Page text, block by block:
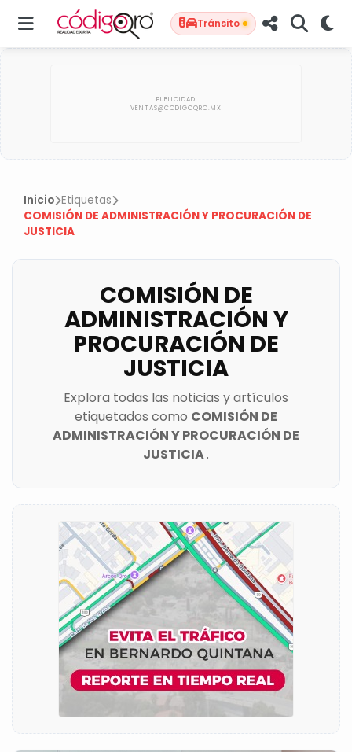
Tránsito
Inicio Etiquetas
COMISIÓN DE ADMINISTRACIÓN Y PROCURACIÓN DE
JUSTICIA
COMISIÓN DE
ADMINISTRACIÓN Y
PROCURACIÓN DE
JUSTICIA
Explora todas las noticias y artículos
etiquetados como COMISIÓN DE
ADMINISTRACIÓN Y PROCURACIÓN DE
JUSTICIA.